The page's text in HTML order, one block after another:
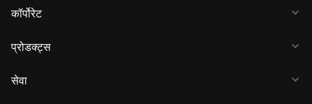
कॉर्पोरेट
प्रोडक्ट्स
सेवा